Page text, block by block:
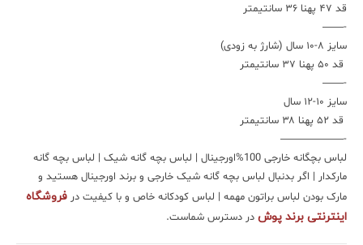
قد ۴۷ پهنا ۳۶ سانتیمتر
——-
سایز ۸-۱۰ سال (شارژ به زودی)
قد ۵۰ پهنا ۳۷ سانتیمتر
——-
سایز ۱۰-۱۲ سال
قد ۵۲ پهنا ۳۸ سانتیمتر
——————-
لباس بچگانه خارجی 100%اورجینال | لباس بچه گانه شیک | لباس بچه گانه
مارکدار | اگر بدنبال لباس بچه گانه شیک خارجی و برند اورجینال هستید و
مارک بودن لباس براتون مهمه | لباس کودکانه خاص و با کیفیت در فروشگاه
اینترنتی برند پوش در دسترس شماست.